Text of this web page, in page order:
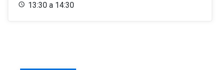
13:30 a 14:30